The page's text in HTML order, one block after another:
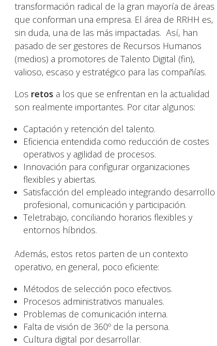
transformación radical de la gran mayoría de áreas
que conforman una empresa. El área de RRHH es,
sin duda, una de las más impactadas. Así, han
pasado de ser gestores de Recursos Humanos
(medios) a promotores de Talento Digital (fin),
valioso, escaso y estratégico para las compañías.
Los retos a los que se enfrentan en la actualidad
son realmente importantes. Por citar algunos:
Captación y retención del talento.
Eficiencia entendida como reducción de costes
operativos y agilidad de procesos.
Innovación para configurar organizaciones
flexibles y abiertas.
Satisfacción del empleado integrando desarrollo
profesional, comunicación y participación.
Teletrabajo, conciliando horarios flexibles y
entornos híbridos.
Además, estos retos parten de un contexto
operativo, en general, poco eficiente:
Métodos de selección poco efectivos.
Procesos administrativos manuales.
Problemas de comunicación interna.
Falta de visión de 360º de la persona.
Cultura digital por desarrollar.